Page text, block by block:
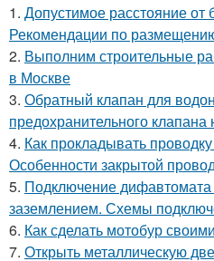
1. Допустимое расстояние от
Рекомендации по
2. Выполним строительные
в Москве
3. Обратный клапан для
предохранительного
4. Как прокладывать
Особенности закрытой
5. Подключение дифавтомата
заземлением. Схемы
6. Как сделать мотобур
7. Открыть металлическую